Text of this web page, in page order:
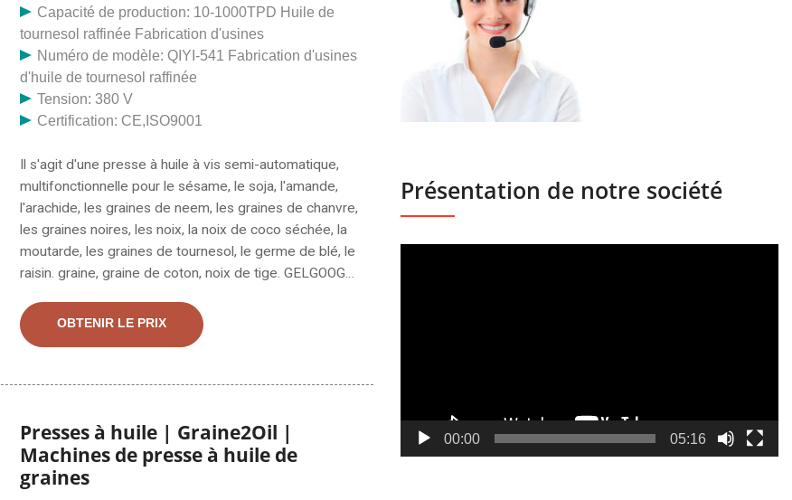
Capacité de production: 10-1000TPD Huile de
tournesol raffinée Fabrication d'usines
Numéro de modèle: QIYI-541 Fabrication d'usines
d'huile de tournesol raffinée
Tension: 380 V
Certification: CE,ISO9001
Il s'agit d'une presse à huile à vis semi-automatique,
multifonctionnelle pour le sésame, le soja, l'amande,
l'arachide, les graines de neem, les graines de chanvre,
les graines noires, les noix, la noix de coco séchée, la
moutarde, les graines de tournesol, le germe de blé, le
raisin. graine, graine de coton, noix de tige. GELGOOG
automatique 1. Taux d'extraction d'huile élevé -
comparer avec l'ancien modèle, presse à plusieurs
Machine de pressage d'huile de sésame à haut
de noix et de graines, Trouvez des détails complets
sur la machine de pressage d'huile de sésame à haut
rendement Presse à huile d'amande Expulseur d'écrou
et d'huile de graines, Machine de pressage d'huile de
OBTENIR LE PRIX
Presses à huile | Graine2Oil |
Machines de presse à huile de
graines
Présentation de notre société
00:00 05:16